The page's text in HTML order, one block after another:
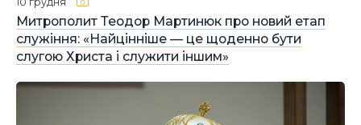
Митрополит Теодор Мартинюк про новий етап
служіння: «Найцінніше — це щоденно бути
слугою Христа і служити іншим»